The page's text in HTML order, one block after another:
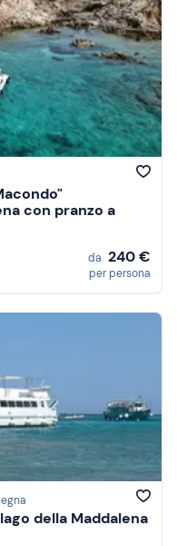
con pranzo a
da 240 €
per persona
della Maddalena